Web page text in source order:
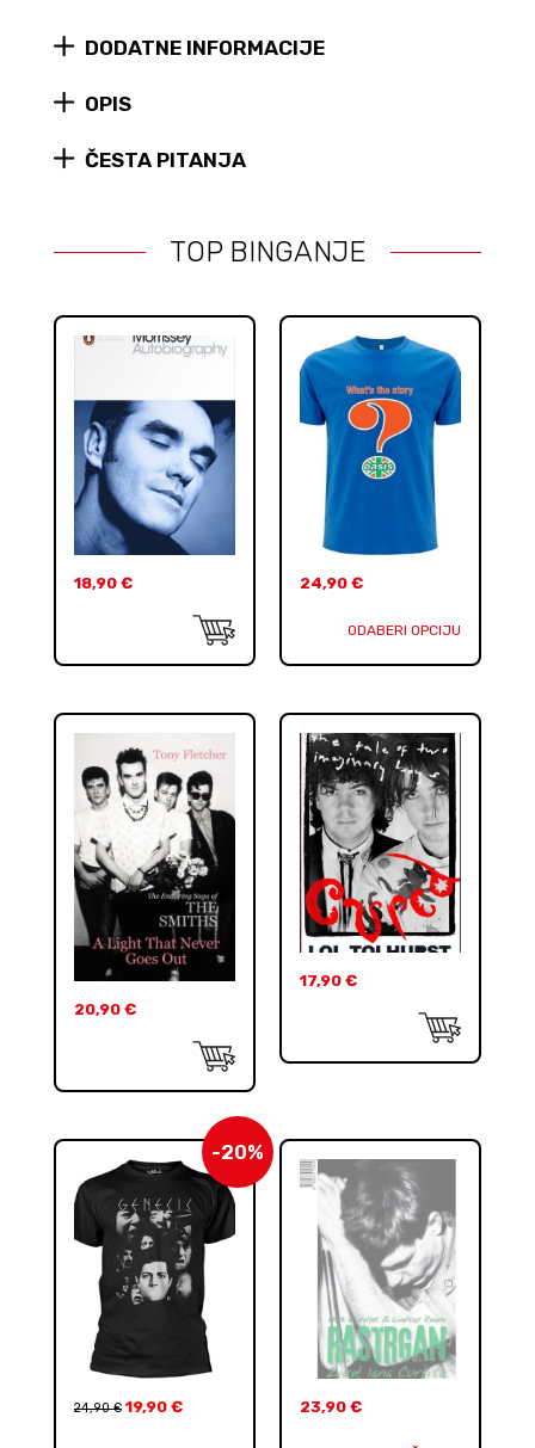
DODATNE INFORMACIJE
OPIS
ČESTA PITANJA
TOP BINGANJE
18,90 € 24,90 €
ODABERI OPCIJU
20,90 €
17,90 €
-20%
24,90€ 19,90 € 23,90 €